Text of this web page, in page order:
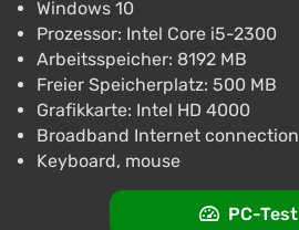
Windows 10
Prozessor: Intel Core i5-2300
Arbeitsspeicher: 8192 MB
Freier Speicherplatz: 500 MB
Grafikkarte: Intel HD 4000
Broadband Internet connection
Keyboard, mouse
PC-Test